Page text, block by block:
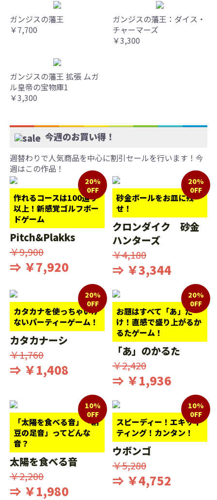
ガンジスの藩王
￥7,700
ガンジスの藩王：ダイス・
チャーマーズ
￥3,300
ガンジスの藩王 拡張 ムガ
ル皇帝の宝物庫1
￥3,300
今週のお買い得！
週替わりで人気商品を中心に割引セールを行います！今
週はこの作品！
作れるコースは100通り
以上！新感覚ゴルフボー
ドゲーム
20%
0FF
Pitch&Plakks
￥9,900
⇒ ￥7,920
砂金ボールをお皿に残
せ！
20%
0FF
クロンダイク 砂金
ハンターズ
￥4,180
⇒ ￥3,344
カタカナを使っちゃいけ
ないパーティーゲーム！
20%
0FF
カタカナーシ
￥1,760
⇒ ￥1,408
お題はすべて「あ」だ
け！直感で盛り上がるか
るたゲーム！
20%
0FF
「あ」のかるた
￥2,420
⇒ ￥1,936
「太陽を食べる音」「納
豆の足音」ってどんな
音？
10%
0FF
太陽を食べる音
￥2,200
⇒ ￥1,980
スピーディー！エキサイ
ティング！カンタン！
10%
0FF
ウボンゴ
￥5,280
⇒ ￥4,752